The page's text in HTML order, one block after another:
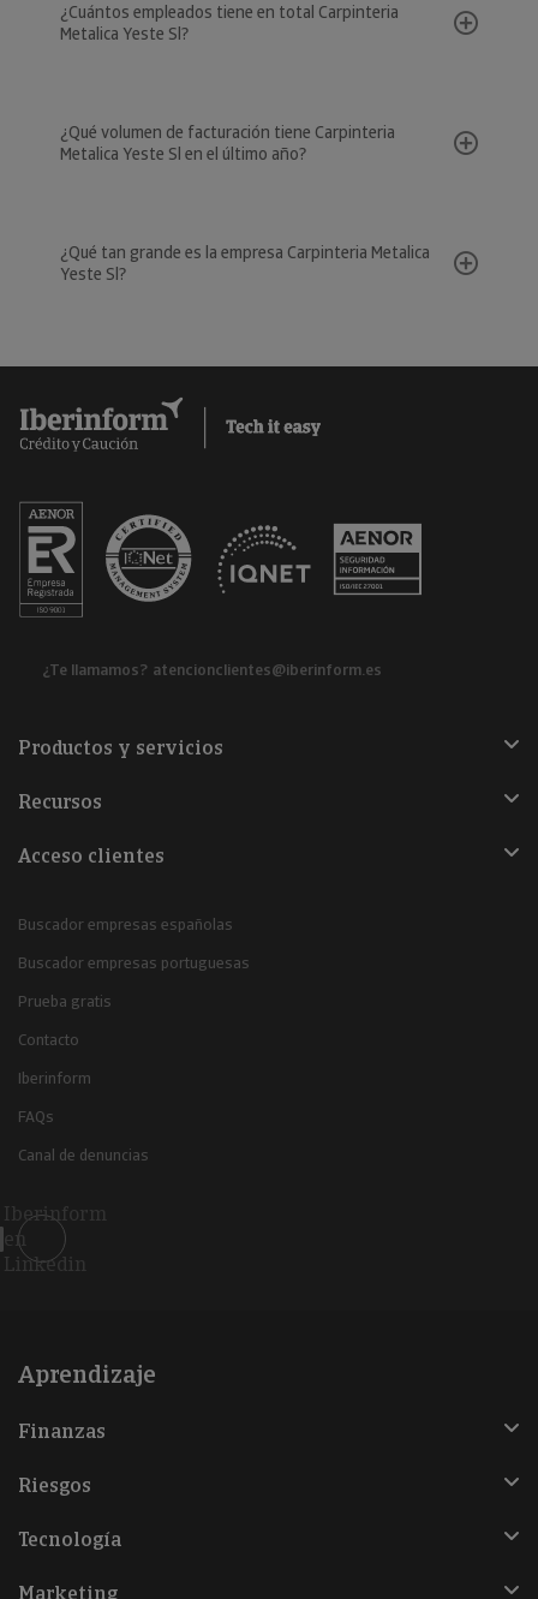
¿Cuántos empleados tiene en total Carpinteria
Metalica Yeste Sl?
¿Qué volumen de facturación tiene Carpinteria
Metalica Yeste Sl en el último año?
¿Qué tan grande es la empresa Carpinteria Metalica
Yeste Sl?
¿Te llamamos? atencionclientes@iberinform.es
Productos y servicios
Recursos
Acceso clientes
Buscador empresas españolas
Buscador empresas portuguesas
Prueba gratis
Contacto
Iberinform
FAQs
Canal de denuncias
Iberinform
en
Linkedin
Aprendizaje
Finanzas
Riesgos
Tecnología
Marketing